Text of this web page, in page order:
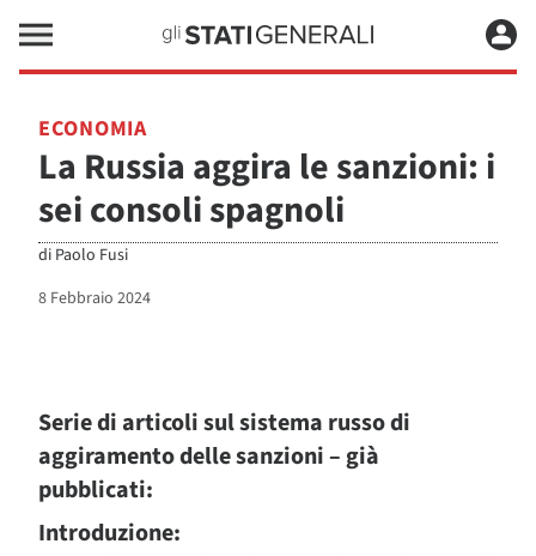
ECONOMIA
La Russia aggira le sanzioni: i
sei consoli spagnoli
di Paolo Fusi
8 Febbraio 2024
Serie di articoli sul sistema russo di
aggiramento delle sanzioni – già
pubblicati:
Introduzione: